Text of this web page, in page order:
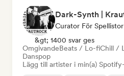
Curator För Spellistor
&gt; 1400 svar ges
OmgivandeBeats / Lo-fiChill /
Danspop
Lägg till artister i min(a)